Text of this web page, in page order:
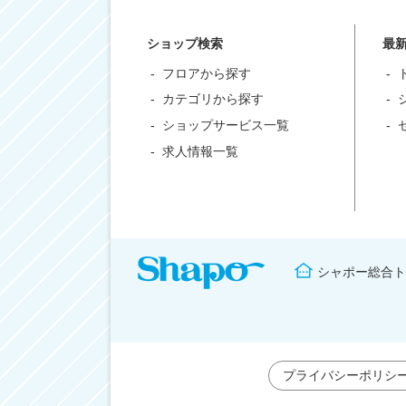
ショップ検索
フロアから探す
カテゴリから探す
ショップサービス一覧
求人情報一覧
最
シャポー総合
プライバシーポリシ